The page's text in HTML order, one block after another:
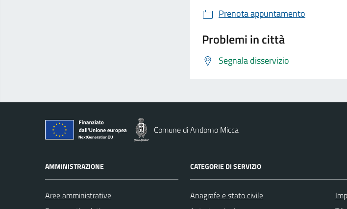
Prenota appuntamento
Problemi in città
Segnala disservizio
Comune di Andorno Micca
AMMINISTRAZIONE
Aree amministrative
CATEGORIE DI SERVIZIO
Anagrafe e stato civile